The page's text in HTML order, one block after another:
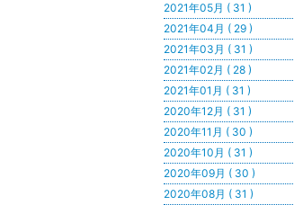
2021年05月 ( 31 )
2021年04月 ( 29 )
2021年03月 ( 31 )
2021年02月 ( 28 )
2021年01月 ( 31 )
2020年12月 ( 31 )
2020年11月 ( 30 )
2020年10月 ( 31 )
2020年09月 ( 30 )
2020年08月 ( 31 )